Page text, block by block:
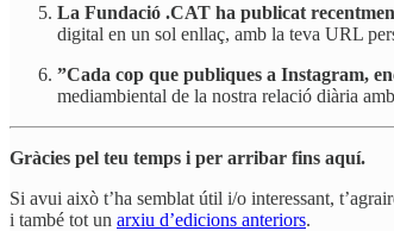
La Fundació .CAT ha publicat
digital en un sol enllaç, amb la teva URL
”Cada cop que publiques a Instagram,
mediambiental de la nostra relació diària
Gràcies pel teu temps i per arribar fins aquí.
Si avui això t’ha semblat útil i/o interessant,
i també tot un arxiu d’edicions anteriors.